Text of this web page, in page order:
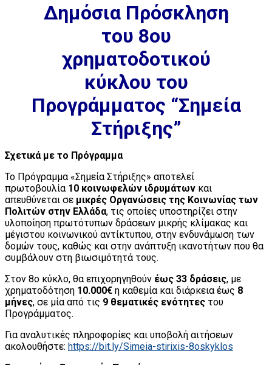
Δημόσια Πρόσκληση
του 8ου
χρηματοδοτικού
κύκλου του
Προγράμματος “Σημεία
Στήριξης”
Σχετικά με το Πρόγραμμα
Το Πρόγραμμα «Σημεία Στήριξης» αποτελεί
πρωτοβουλία 10 κοινωφελών ιδρυμάτων και
απευθύνεται σε μικρές Οργανώσεις της Κοινωνίας των
Πολιτών στην Ελλάδα, τις οποίες υποστηρίζει στην
υλοποίηση πρωτότυπων δράσεων μικρής κλίμακας και
μέγιστου κοινωνικού αντίκτυπου, στην ενδυνάμωση των
δομών τους, καθώς και στην ανάπτυξη ικανοτήτων που θα
συμβάλουν στη βιωσιμότητά τους.
Στον 8ο κύκλο, θα επιχορηγηθούν έως 33 δράσεις, με
χρηματοδότηση 10.000€ η καθεμία και διάρκεια έως 8
μήνες, σε μία από τις 9 θεματικές ενότητες του
Προγράμματος.
Για αναλυτικές πληροφορίες και υποβολή αιτήσεων
ακολουθήστε: https://bit.ly/Simeia-stirixis-8oskyklos